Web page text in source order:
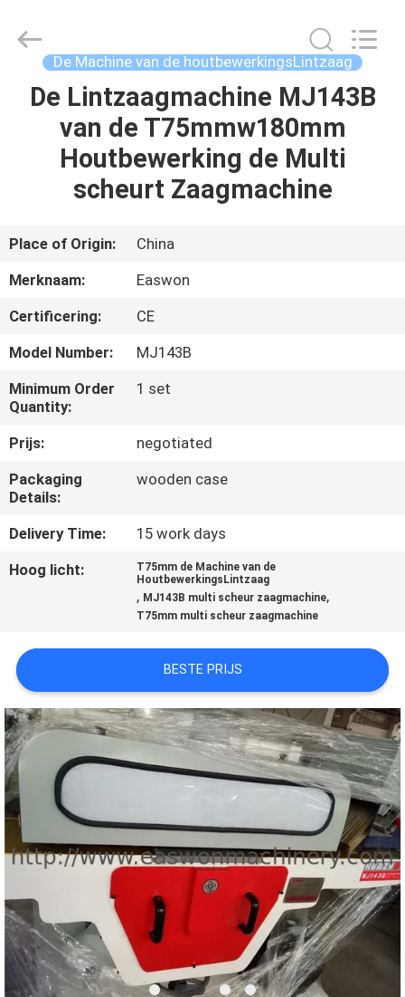
HUIS
PRODUCTEN
ONS
KWALITEITSCONTROLE
CONTACTEER
ONS
NIEUWS
VERZOEK
SITEMAP
PRIVACY
POLICY
Export
Reserved.
De Machine van de houtbewerkingsLintzaag
De Lintzaagmachine MJ143B
van de T75mmw180mm
Houtbewerking de Multi
scheurt Zaagmachine
Place of Origin:
China
Merknaam:
Easwon
Certificering:
CE
Model Number:
MJ143B
Minimum Order
Quantity:
1 set
Prijs:
negotiated
Packaging
Details:
wooden case
Delivery Time:
15 work days
Hoog licht:
T75mm de Machine van de
HoutbewerkingsLintzaag
, MJ143B multi scheur zaagmachine,
T75mm multi scheur zaagmachine
BESTE PRIJS